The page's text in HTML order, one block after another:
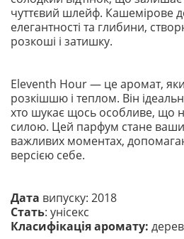
чуттєвий шлейф. Кашемірове
елегантності та глибини,
розкоші і затишку.
Eleventh Hour — це аромат,
розкішшю і теплом. Він
хто шукає щось особливе, що
силою. Цей парфум стане
важливих моментах,
версією себе.
Дата випуску: 2018
Стать: унісекс
Класифікація аромату: